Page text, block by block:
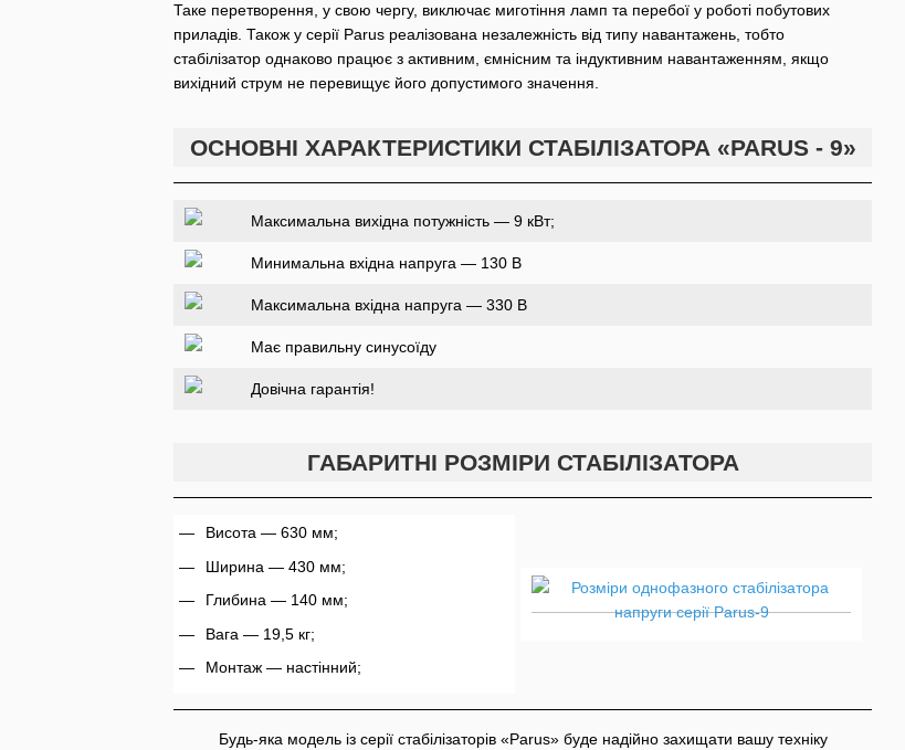
Таке перетворення, у свою чергу, виключає миготіння ламп та перебої у роботі побутових
приладів. Також у серії Parus реалізована незалежність від типу навантажень, тобто
стабілізатор однаково працює з активним, ємнісним та індуктивним навантаженням, якщо
вихідний струм не перевищує його допустимого значення.
ОСНОВНІ ХАРАКТЕРИСТИКИ СТАБІЛІЗАТОРА «PARUS - 9»
Максимальна вихідна потужність — 9 кВт;
Минимальна вхідна напруга — 130 В
Максимальна вхідна напруга — 330 В
Має правильну синусоїду
Довічна гарантія!
ГАБАРИТНІ РОЗМІРИ СТАБІЛІЗАТОРА
Висота — 630 мм;
Ширина — 430 мм;
Глибина — 140 мм;
Вага — 19,5 кг;
Монтаж — настінний;
Будь-яка модель із серії стабілізаторів «Parus» буде надійно захищати вашу техніку